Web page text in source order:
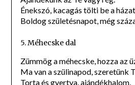
Énekszó, kacagás tölti be a
Boldog születésnapot, még
5. Méhecske dal
Zümmög a méhecske, hozza az
Ma van a szülinapod, szeretünk
Torta és gyertya, ajándékhalom,